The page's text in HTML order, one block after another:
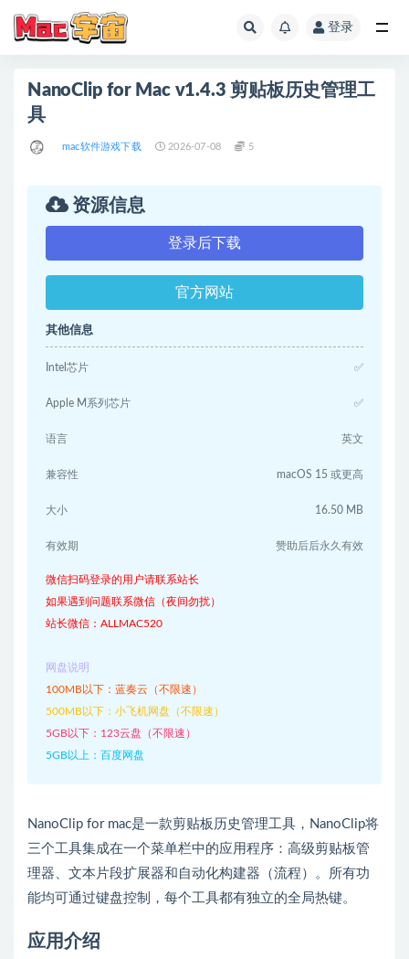
登录
NanoClip for Mac v1.4.3 剪贴板历史管理工
具
mac软件游戏下载 2026-07-08 5
资源信息
登录后下载
官方网站
其他信息
Intel芯片 ✅
Apple M系列芯片 ✅
语言 英文
兼容性 macOS 15 或更高
大小 16.50 MB
有效期 赞助后后永久有效
微信扫码登录的用户请联系站长
如果遇到问题联系微信（夜间勿扰）
站长微信：ALLMAC520
网盘说明
100MB以下：蓝奏云（不限速）
500MB以下：小飞机网盘（不限速）
5GB以下：123云盘（不限速）
5GB以上：百度网盘
NanoClip for mac是一款剪贴板历史管理工具，NanoClip将
三个工具集成在一个菜单栏中的应用程序：高级剪贴板管
理器、文本片段扩展器和自动化构建器（流程）。所有功
能均可通过键盘控制，每个工具都有独立的全局热键。
应用介绍